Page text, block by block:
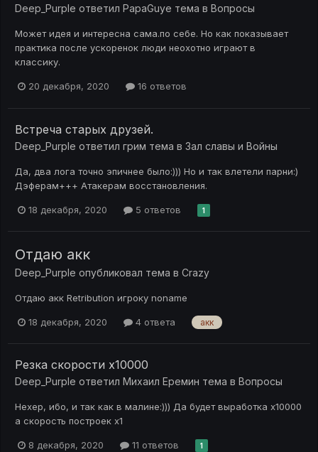
Deep_Purple ответил PapaGuye тема в Вопросы
Может идея и интересна сама.по себе. Но как показывает
практика после ускоренок люди неохотно играют в
классику.
20 декабря, 2020 16 ответов
Встреча старых друзей.
Deep_Purple ответил грим тема в Зал славы и Войны
Да, два лога точно эпичнее было:))) Но и так влетели парни:)
Дэферам+++ Атакерам восстановления.
18 декабря, 2020 5 ответов 1
Отдаю акк
Deep_Purple опубликовал тема в Crazy
Отдаю акк Retribution игроку noname
18 декабря, 2020 4 ответа акк
Резка скорости х10000
Deep_Purple ответил Михаил Еремин тема в Вопросы
Нехер, ибо, и так как в малине:))) Да будет выработка х10000
а скорость построек х1
8 декабря, 2020 11 ответов 1